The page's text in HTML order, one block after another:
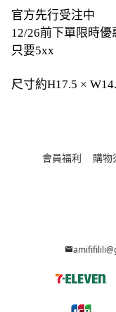
官方先行受注中
12/26前下單限時優
只要5xx
尺寸約H17.5 ×
會員福利 購物